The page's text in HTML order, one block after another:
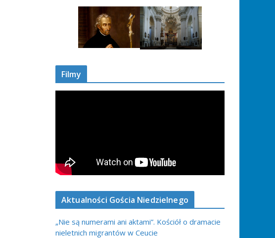
Filmy
Aktualności Gościa Niedzielnego
„Nie są numerami ani aktami”. Kościół o dramacie
nieletnich migrantów w Ceucie